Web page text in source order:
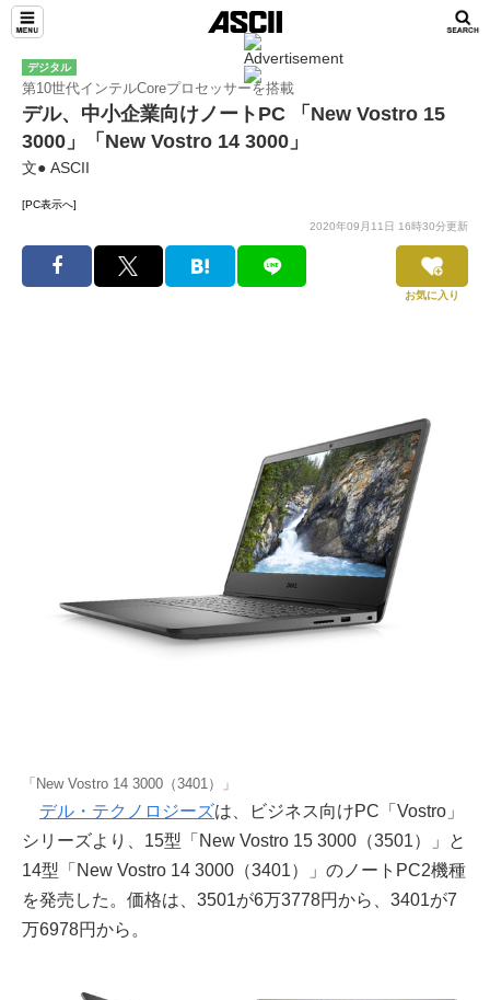
デジタル
第10世代インテルCoreプロセッサーを搭載
デル、中小企業向けノートPC 「New Vostro 15
3000」「New Vostro 14 3000」
文● ASCII
[PC表示へ]
2020年09月11日 16時30分更新
お気に入り
「New Vostro 14 3000（3401）」
デル・テクノロジーズは、ビジネス向けPC「Vostro」
シリーズより、15型「New Vostro 15 3000（3501）」と
14型「New Vostro 14 3000（3401）」のノートPC2機種
を発売した。価格は、3501が6万3778円から、3401が7
万6978円から。